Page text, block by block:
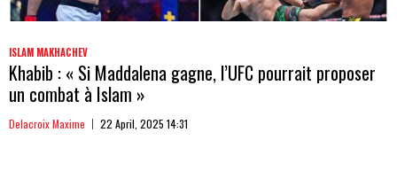
ISLAM MAKHACHEV
Khabib : « Si Maddalena gagne, l’UFC pourrait proposer
un combat à Islam »
Delacroix Maxime 22 April, 2025 14:31